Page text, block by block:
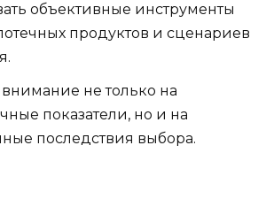
объективные инструменты
продуктов и сценариев
не только на
показатели, но и на
последствия выбора.